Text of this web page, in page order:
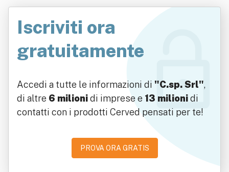
Iscriviti ora
gratuitamente
Accedi a tutte le informazioni di "C.sp. Srl",
di altre 6 milionidi imprese e 13 milionidi
contatti con i prodotti Cerved pensati per te!
PROVA ORA GRATIS